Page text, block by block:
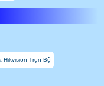
Hikvision Trọn Bộ